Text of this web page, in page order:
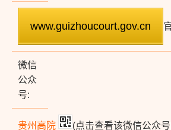
微信
公众
号:
贵州高院 (点击查看该微信公众